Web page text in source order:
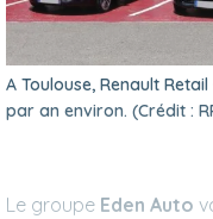
A Toulouse, Renault
par an environ. (Crédit :
Le groupe Eden Auto